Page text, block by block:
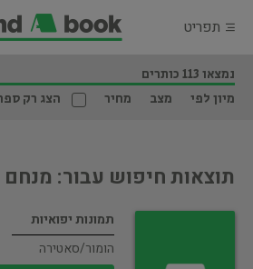
תפריט
נמצאו 113 כותרים
מיון לפי
מצב מחיר הצג רק
תוצאות חיפוש עבור:
תמונות יפואיות
הומור/סאטירה